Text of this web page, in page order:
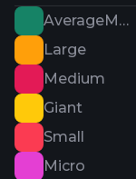
AverageMarketCap
Large
Medium
Giant
Small
Micro